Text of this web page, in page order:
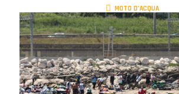
MOTO D’ACQUA